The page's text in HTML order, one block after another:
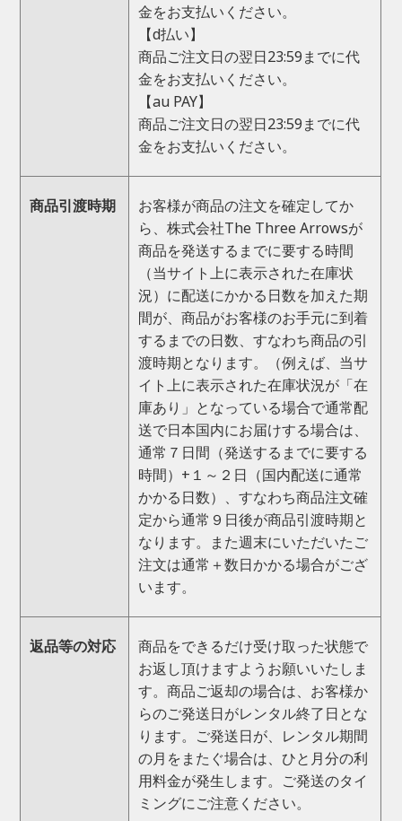
金をお支払いください。
【d払い】
商品ご注文日の翌日23:59までに代
金をお支払いください。
【au PAY】
商品ご注文日の翌日23:59までに代
金をお支払いください。
商品引渡時期
お客様が商品の注文を確定してか
ら、株式会社The Three Arrowsが
商品を発送するまでに要する時間
（当サイト上に表示された在庫状
況）に配送にかかる日数を加えた期
間が、商品がお客様のお手元に到着
するまでの日数、すなわち商品の引
渡時期となります。（例えば、当サ
イト上に表示された在庫状況が「在
庫あり」となっている場合で通常配
送で日本国内にお届けする場合は、
通常７日間（発送するまでに要する
時間）+１～２日（国内配送に通常
かかる日数）、すなわち商品注文確
定から通常９日後が商品引渡時期と
なります。また週末にいただいたご
注文は通常＋数日かかる場合がござ
います。
返品等の対応
商品をできるだけ受け取った状態で
お返し頂けますようお願いいたしま
す。商品ご返却の場合は、お客様か
らのご発送日がレンタル終了日とな
ります。ご発送日が、レンタル期間
の月をまたぐ場合は、ひと月分の利
用料金が発生します。ご発送のタイ
ミングにご注意ください。